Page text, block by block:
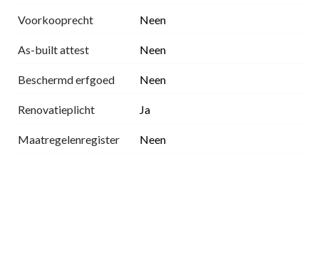
Voorkooprecht Neen
As-built attest Neen
Beschermd erfgoed Neen
Renovatieplicht Ja
Maatregelenregister Neen